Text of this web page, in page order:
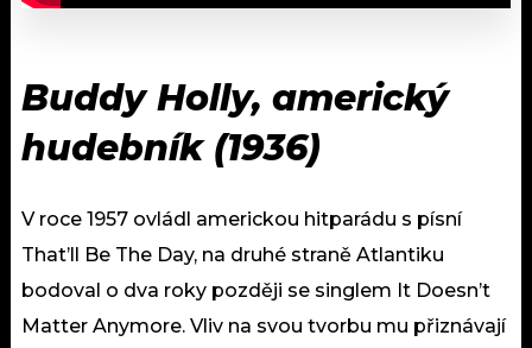
Buddy Holly, americký
hudebník (1936)
V roce 1957 ovládl americkou hitparádu s písní
That’ll Be The Day, na druhé straně Atlantiku
bodoval o dva roky později se singlem It Doesn’t
Matter Anymore. Vliv na svou tvorbu mu přiznávají